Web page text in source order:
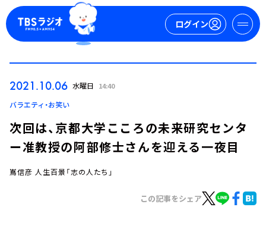
ログイン
ログイン
2021.10.06 水曜日 14:40
バラエティ・お笑い
次回は、京都大学こころの未来研究センタ
ー准教授の阿部修士さんを迎える一夜目
嶌信彦 人生百景「志の人たち」
この記事をシェア